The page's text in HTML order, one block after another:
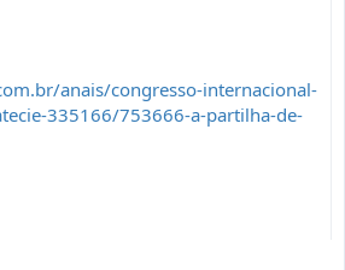
anais/congresso-internacional-
335166/753666-a-partilha-de-